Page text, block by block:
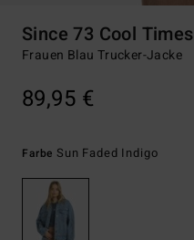
Since 73 Cool Times
Frauen Blau Trucker-Jacke
89,95 €
Farbe Sun Faded Indigo